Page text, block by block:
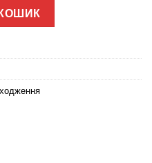
не прес МА-237 кількість